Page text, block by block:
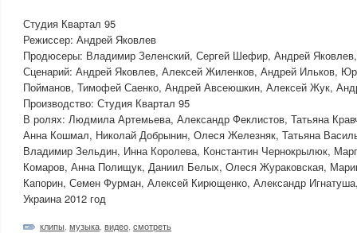
Студия Квартал 95
Режиссер: Андрей Яковлев
Продюсеры: Владимир Зеленский, Сергей Шефир, Андрей
Сценарий: Андрей Яковлев, Алексей Жиленков, Андрей Ильков,
Пойманов, Тимофей Саенко, Андрей Авсеюшкин, Алексей Жук,
Производство: Студия Квартал 95
В ролях: Людмила Артемьева, Александр Феклистов, Татьяна
Анна Кошмал, Николай Добрынин, Олеся Железняк, Татьяна
Владимир Зельдин, Инна Королева, Константин Чернокрылюк,
Комаров, Анна Полищук, Даниил Белых, Олеся Жураковская,
Капорин, Семен Фурман, Алексей Кирющенко, Александр
Украина 2012 год
клипы музыка видео смотреть